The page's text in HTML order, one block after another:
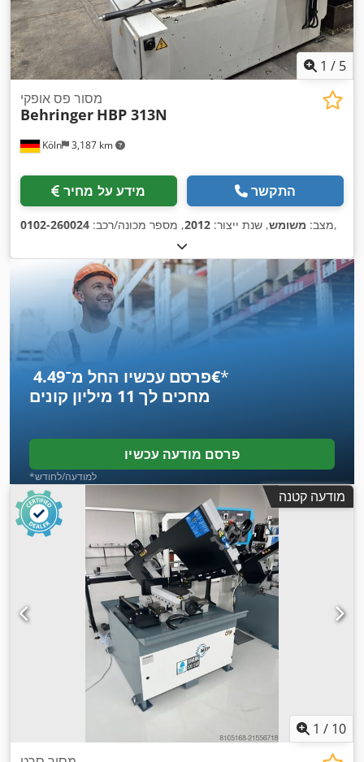
1 / 5
Köln 3,187 km
מסור פס אופקי
Behringer HBP 313N
מידע על מחיר התקשר
מצב: משומש, שנת ייצור: 2012, מספר מכונה/רכב: 0102-260024 ,
פרסם עכשיו החל מ־‏4.49 ‏€*
מחכים לך 11 מיליון קונים
פרסם מודעה עכשיו
*למודעה/לחודש
מודעה קטנה
1 / 10